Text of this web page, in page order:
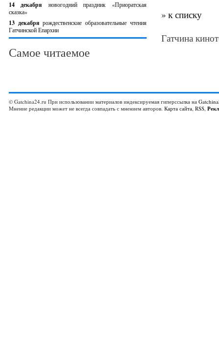
14 декабря новогодний праздник «Приоратская
сказка»
13 декабрярождественские образовательные чтения
Гатчинской Епархии
Самое читаемое
» к списку
Гатчина
© Gatchina24.ru При использовании материалов индексируемая гиперссылка на
Мнение редакции может не всегда совпадать с мнением авторов. Карта сайта, RSS,